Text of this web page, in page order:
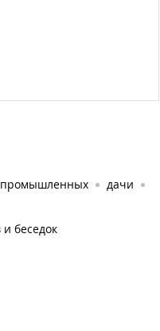
промышленных
дачи
беседок